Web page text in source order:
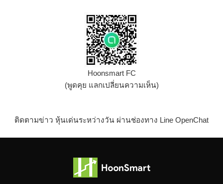
Hoonsmart FC
(พูดคุย แลกเปลี่ยนความเห็น)
ติดตามข่าว หุ้นเด่นระหว่างวัน ผ่านช่องทาง Line OpenChat